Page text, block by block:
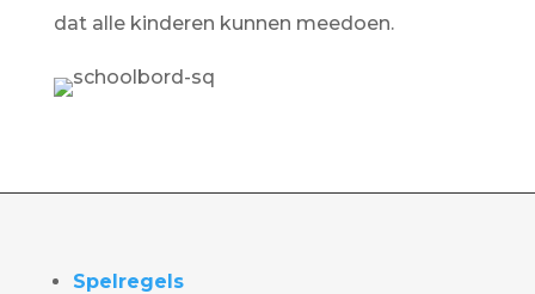
dat alle kinderen kunnen meedoen.
Spelregels